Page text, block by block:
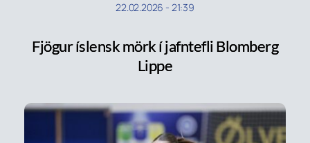
22.02.2026 - 21:39
Fjögur íslensk mörk í jafntefli Blomberg
Lippe